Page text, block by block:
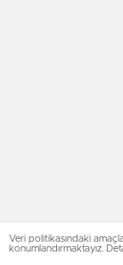
Veri politikasındaki
konumlandırmaktayız.